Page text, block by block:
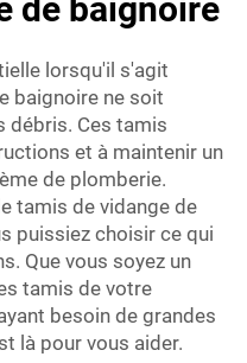
de baignoire
lorsqu'il s'agit
baignoire ne soit
débris. Ces tamis
et à maintenir un
de plomberie.
tamis de vidange de
puissiez choisir ce qui
Que vous soyez un
tamis de votre
besoin de grandes
là pour vous aider.